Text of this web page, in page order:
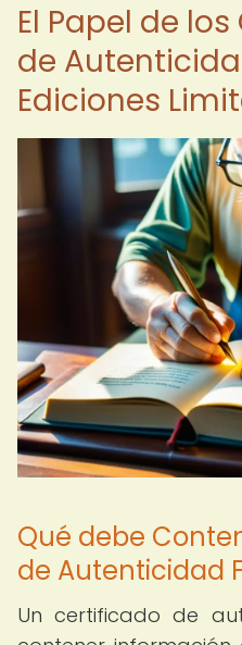
El Papel de
de
Ediciones
Qué debe
de Autenticidad
Un certificado de